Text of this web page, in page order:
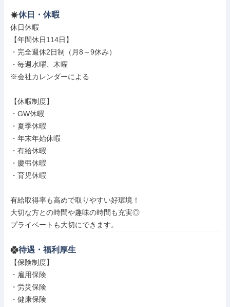
休日・休暇
休日休暇
【年間休日114日】
・完全週休2日制（月8～9休み）
・毎週水曜、木曜
※会社カレンダーによる
【休暇制度】
・GW休暇
・夏季休暇
・年末年始休暇
・有給休暇
・慶弔休暇
・育児休暇
有給取得率も高めで取りやすい好環境！
大切な方との時間や趣味の時間も充実◎
プライベートも大切にできます。
待遇・福利厚生
【保険制度】
・雇用保険
・労災保険
・健康保険